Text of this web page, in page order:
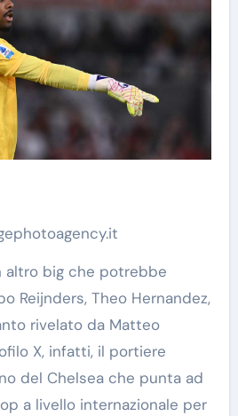
altro big che potrebbe
Reijnders, Theo Hernandez,
rivelato da Matteo
X, infatti, il portiere
del Chelsea che punta ad
a livello internazionale per